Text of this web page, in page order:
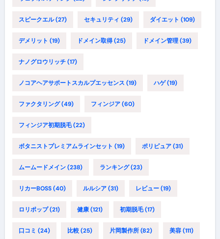
スピークエル(27) セキュリティ (29) ダイエット (109)
デメリット (19) ドメイン取得(25) ドメイン管理(39)
ナノグロウリッチ(17)
ノコアヘアサポートスカルプエッセンス (19) ハゲ(19)
ファクタリング(49) フィンジア(60)
フィンジア初期脱毛(22)
ボタニストプレミアムラインセット (19) ポリピュア(31)
ムームードメイン(238) ランキング(23)
リカーBOSS(40) ルルシア(31) レビュー(19)
ロリポップ(21) 健康(121) 初期脱毛(17)
口コミ (24) 比較(25) 片岡製作所(82) 美容(111)